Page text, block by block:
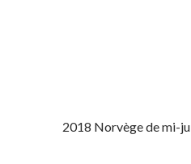
2018 Norvège de mi-